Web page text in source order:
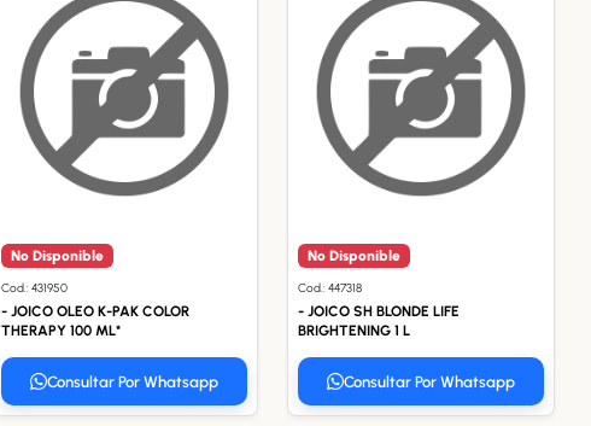
No Disponible
Cod.: 431950
- JOICO OLEO K-PAK COLOR
THERAPY 100 ML*
Consultar Por Whatsapp
No Disponible
Cod.: 447318
- JOICO SH BLONDE LIFE
BRIGHTENING 1 L
Consultar Por Whatsapp